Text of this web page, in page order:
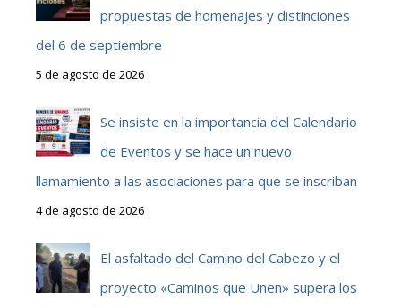
propuestas de homenajes y distinciones
del 6 de septiembre
5 de agosto de 2026
Se insiste en la importancia del Calendario
de Eventos y se hace un nuevo
llamamiento a las asociaciones para que se inscriban
4 de agosto de 2026
El asfaltado del Camino del Cabezo y el
proyecto «Caminos que Unen» supera los